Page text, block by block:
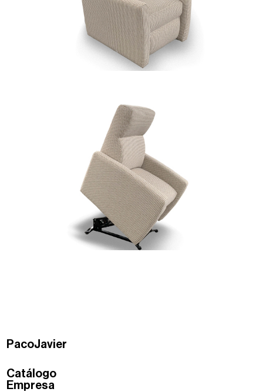
PacoJavier
Catálogo
Empresa